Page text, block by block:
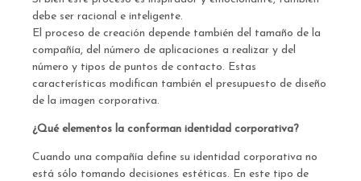
debe ser racional e inteligente.
El proceso de creación depende también del tamaño de la
compañía, del número de aplicaciones a realizar y del
número y tipos de puntos de contacto. Estas
características modifican también el presupuesto de diseño
de la imagen corporativa.
¿Qué elementos la conforman identidad corporativa?
Cuando una compañía define su identidad corporativa no
está sólo tomando decisiones estéticas. En este tipo de